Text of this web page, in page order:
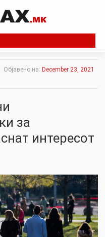
Објавено на: December 23, 2021
за
интересот